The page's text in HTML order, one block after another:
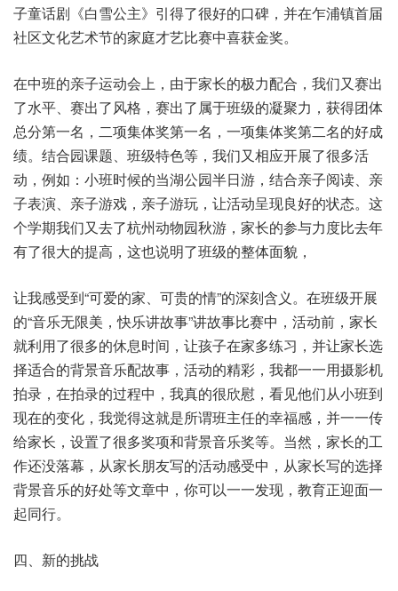
子童话剧《白雪公主》引得了很好的口碑，并在乍浦镇首届
社区文化艺术节的家庭才艺比赛中喜获金奖。
在中班的亲子运动会上，由于家长的极力配合，我们又赛出
了水平、赛出了风格，赛出了属于班级的凝聚力，获得团体
总分第一名，二项集体奖第一名，一项集体奖第二名的好成
绩。结合园课题、班级特色等，我们又相应开展了很多活
动，例如：小班时候的当湖公园半日游，结合亲子阅读、亲
子表演、亲子游戏，亲子游玩，让活动呈现良好的状态。这
个学期我们又去了杭州动物园秋游，家长的参与力度比去年
有了很大的提高，这也说明了班级的整体面貌，
让我感受到“可爱的家、可贵的情”的深刻含义。在班级开展
的“音乐无限美，快乐讲故事”讲故事比赛中，活动前，家长
就利用了很多的休息时间，让孩子在家多练习，并让家长选
择适合的背景音乐配故事，活动的精彩，我都一一用摄影机
拍录，在拍录的过程中，我真的很欣慰，看见他们从小班到
现在的变化，我觉得这就是所谓班主任的幸福感，并一一传
给家长，设置了很多奖项和背景音乐奖等。当然，家长的工
作还没落幕，从家长朋友写的活动感受中，从家长写的选择
背景音乐的好处等文章中，你可以一一发现，教育正迎面一
起同行。
四、新的挑战